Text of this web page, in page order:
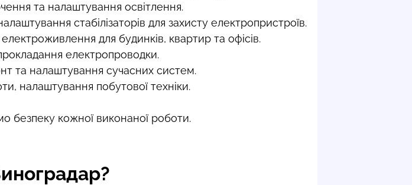
та налаштування освітлення.
стабілізаторів для захисту електропристроїв.
для будинків, квартир та офісів.
електропроводки.
та налаштування сучасних систем.
налаштування побутової техніки.
безпеку кожної виконаної роботи.